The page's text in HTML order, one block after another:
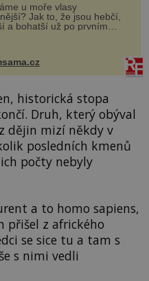
u moře vlasy
Jak to, že jsou hebčí,
a bohatší už po prvním
historická stopa
Druh, který obýval
dějin mizí někdy v
posledních kmenů
počty nebyly
a to homo sapiens,
přišel z afrického
se sice tu a tam s
s nimi vedli